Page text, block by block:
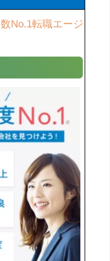
No.1転職エージ